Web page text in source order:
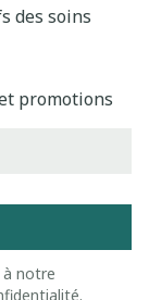
des soins
promotions
à notre
.